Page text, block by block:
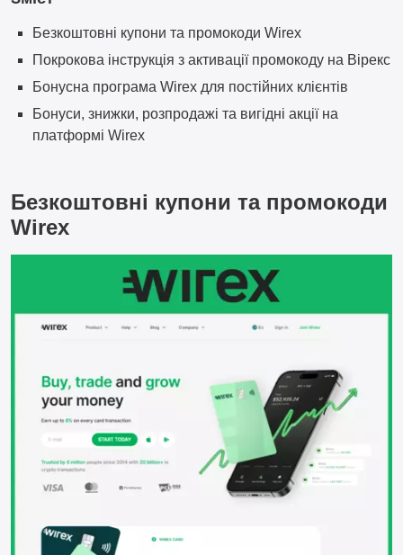
Безкоштовні купони та промокоди
Wirex
Безкоштовні купони та промокоди Wirex
Покрокова інструкція з активації промокоду на Вірекс
Бонусна програма Wirex для постійних клієнтів
Бонуси, знижки, розпродажі та вигідні акції на
платформі Wirex